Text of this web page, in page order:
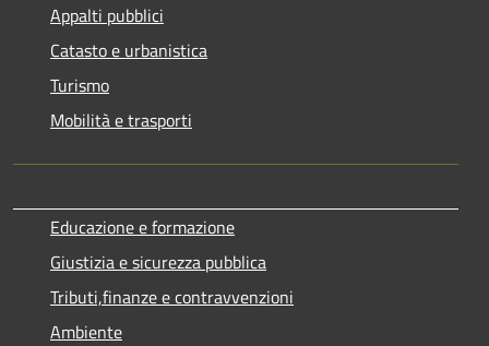
Appalti pubblici
Catasto e urbanistica
Turismo
Mobilità e trasporti
Educazione e formazione
Giustizia e sicurezza pubblica
Tributi,finanze e contravvenzioni
Ambiente